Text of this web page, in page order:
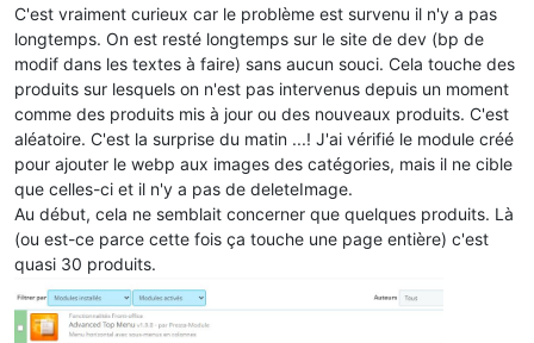
C'est vraiment curieux car le problème est survenu il n'y a pas
longtemps. On est resté longtemps sur le site de dev (bp de
modif dans les textes à faire) sans aucun souci. Cela touche des
produits sur lesquels on n'est pas intervenus depuis un moment
comme des produits mis à jour ou des nouveaux produits. C'est
aléatoire. C'est la surprise du matin ...! J'ai vérifié le module créé
pour ajouter le webp aux images des catégories, mais il ne cible
que celles-ci et il n'y a pas de deleteImage.
Au début, cela ne semblait concerner que quelques produits. Là
(ou est-ce parce cette fois ça touche une page entière) c'est
quasi 30 produits.